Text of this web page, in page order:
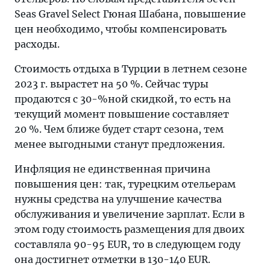
Seas Gravel Select Гюная Шабана, повышение
цен необходимо, чтобы компенсировать
расходы.
Стоимость отдыха в Турции в летнем сезоне
2023 г. вырастет на 50 %. Сейчас туры
продаются с 30-%ной скидкой, то есть на
текущий момент повышение составляет
20 %. Чем ближе будет старт сезона, тем
менее выгодными станут предложения.
Инфляция не единственная причина
повышения цен: так, турецким отельерам
нужны средства на улучшение качества
обслуживания и увеличение зарплат. Если в
этом году стоимость размещения для двоих
составляла 90-95 EUR, то в следующем году
она достигнет отметки в 130-140 EUR.